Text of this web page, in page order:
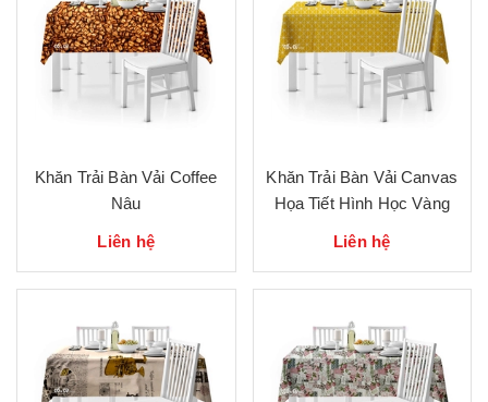
Khăn Trải Bàn Vải Coffee
Nâu
Liên hệ
Khăn Trải Bàn Vải Canvas
Họa Tiết Hình Học Vàng
Liên hệ